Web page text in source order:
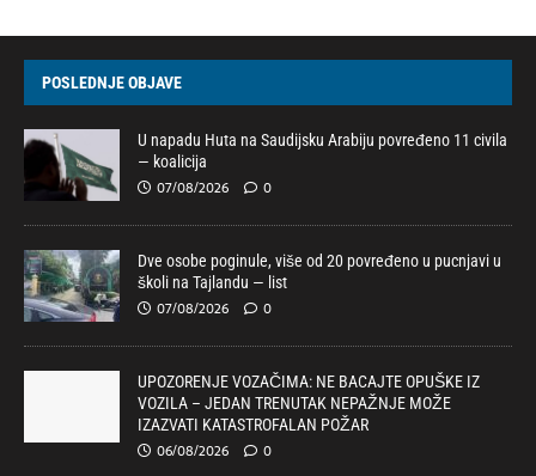
POSLEDNJE OBJAVE
U napadu Huta na Saudijsku Arabiju povređeno 11 civila
— koalicija
07/08/2026 0
Dve osobe poginule, više od 20 povređeno u pucnjavi u
školi na Tajlandu — list
07/08/2026 0
UPOZORENJE VOZAČIMA: NE BACAJTE OPUŠKE IZ
VOZILA – JEDAN TRENUTAK NEPAŽNJE MOŽE
IZAZVATI KATASTROFALAN POŽAR
06/08/2026 0